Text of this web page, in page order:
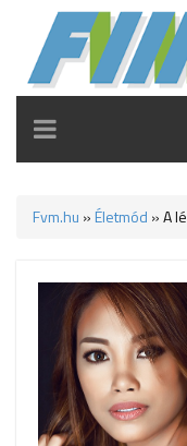
TOGGLE
NAVIGATION
Fvm.hu » Életmód »A